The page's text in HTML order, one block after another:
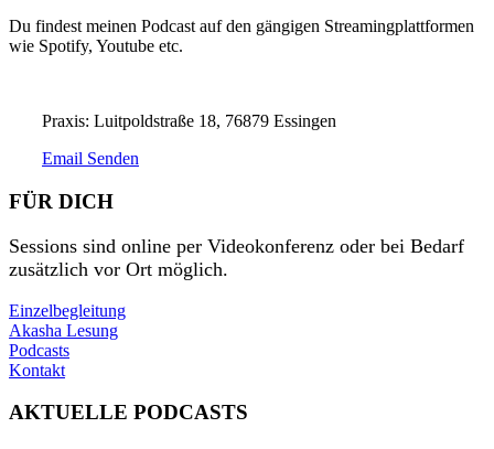
Du findest meinen Podcast auf den gängigen Streamingplattformen
wie Spotify, Youtube etc.
Praxis: Luitpoldstraße 18, 76879 Essingen
Email Senden
FÜR DICH
Sessions sind online per Videokonferenz oder bei Bedarf
zusätzlich vor Ort möglich.
Einzelbegleitung
Akasha Lesung
Podcasts
Kontakt
AKTUELLE PODCASTS